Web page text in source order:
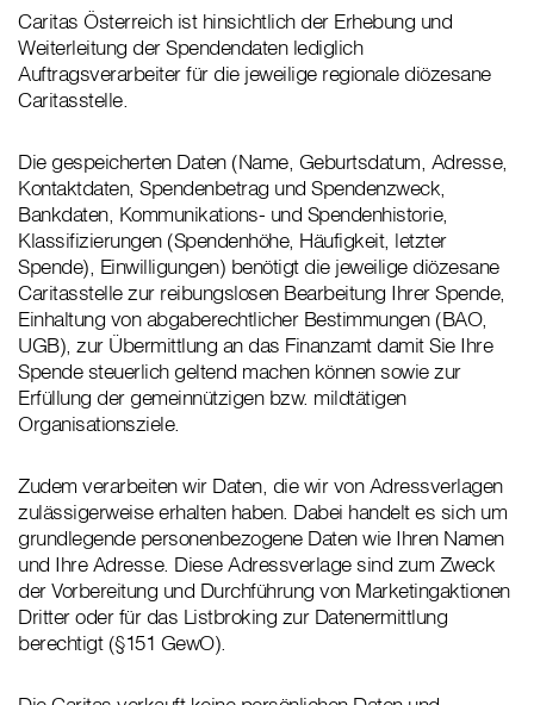
Caritas Österreich ist hinsichtlich der Erhebung und
Weiterleitung der Spendendaten lediglich
Auftragsverarbeiter für die jeweilige regionale diözesane
Caritasstelle.
Die gespeicherten Daten (Name, Geburtsdatum, Adresse,
Kontaktdaten, Spendenbetrag und Spendenzweck,
Bankdaten, Kommunikations- und Spendenhistorie,
Klassifizierungen (Spendenhöhe, Häufigkeit, letzter
Spende), Einwilligungen) benötigt die jeweilige diözesane
Caritasstelle zur reibungslosen Bearbeitung Ihrer Spende,
Einhaltung von abgaberechtlicher Bestimmungen (BAO,
UGB), zur Übermittlung an das Finanzamt damit Sie Ihre
Spende steuerlich geltend machen können sowie zur
Erfüllung der gemeinnützigen bzw. mildtätigen
Organisationsziele.
Zudem verarbeiten wir Daten, die wir von Adressverlagen
zulässigerweise erhalten haben. Dabei handelt es sich um
grundlegende personenbezogene Daten wie Ihren Namen
und Ihre Adresse. Diese Adressverlage sind zum Zweck
der Vorbereitung und Durchführung von Marketingaktionen
Dritter oder für das Listbroking zur Datenermittlung
berechtigt (§151 GewO).